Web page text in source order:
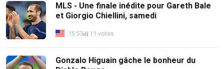
MLS - Une finale inédite pour Gareth Bale
et Giorgio Chiellini, samedi
15:53 11 votes
Gonzalo Higuain gâche le bonheur du